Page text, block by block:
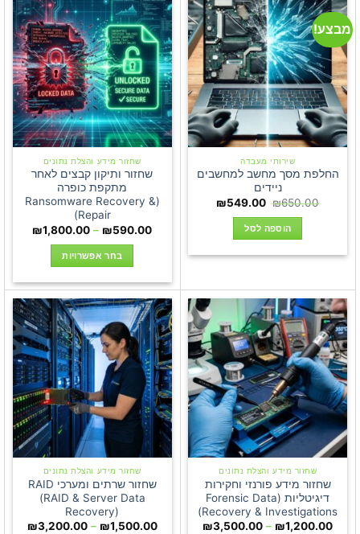
סוגים.
ניתן
לבחור
את
האפשרויות
בעמוד
המוצר
מבצע!
שירותי מעבדה
החלפת מסך מחשב למחשבים
ניידים
₪650.00
המחיר
היה:
₪650.00.
₪549.00
המחיר
הוספה לסל
שחזור מידע והצלת נתונים
שחזור ותיקון קבצים לאחר
מתקפת כופרה
(Ransomware Recovery &
Repair)
₪590.00
–
₪1,800.00
טווח
בחר אפשרויות
זה
יש
מספר
סוגים.
ניתן
לבחור
את
האפשרויות
בעמוד
המוצר
שחזור מידע והצלת נתונים
שחזור מידע פורנזי וחקירות
דיגיטליות (Forensic Data
Recovery & Investigations)
₪1,200.00
–
₪3,500.00
טווח
שחזור מידע והצלת נתונים
שחזור שרתים ומערכי RAID
(RAID & Server Data
Recovery)
₪1,500.00
–
₪3,200.00